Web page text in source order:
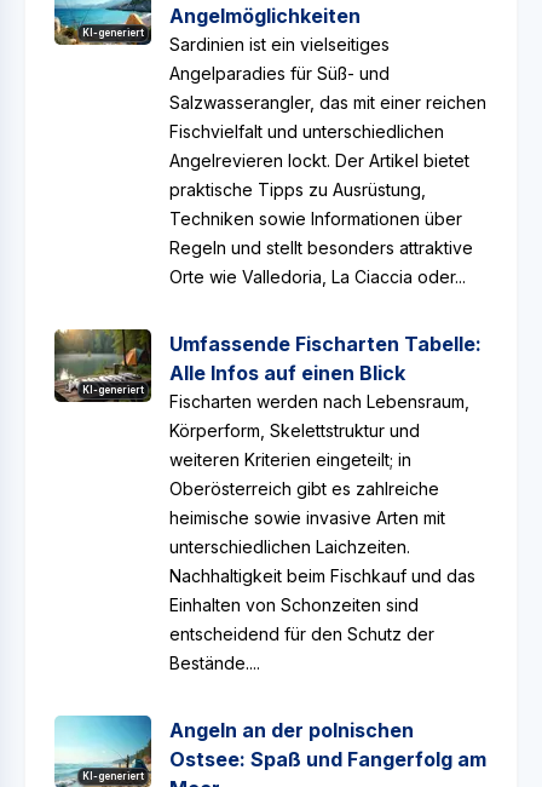
KI-generiert
Angelmöglichkeiten
Sardinien ist ein vielseitiges
Angelparadies für Süß- und
Salzwasserangler, das mit einer reichen
Fischvielfalt und unterschiedlichen
Angelrevieren lockt. Der Artikel bietet
praktische Tipps zu Ausrüstung,
Techniken sowie Informationen über
Regeln und stellt besonders attraktive
Orte wie Valledoria, La Ciaccia oder...
KI-generiert
Umfassende Fischarten Tabelle:
Alle Infos auf einen Blick
Fischarten werden nach Lebensraum,
Körperform, Skelettstruktur und
weiteren Kriterien eingeteilt; in
Oberösterreich gibt es zahlreiche
heimische sowie invasive Arten mit
unterschiedlichen Laichzeiten.
Nachhaltigkeit beim Fischkauf und das
Einhalten von Schonzeiten sind
entscheidend für den Schutz der
Bestände....
KI-generiert
Angeln an der polnischen
Ostsee: Spaß und Fangerfolg am